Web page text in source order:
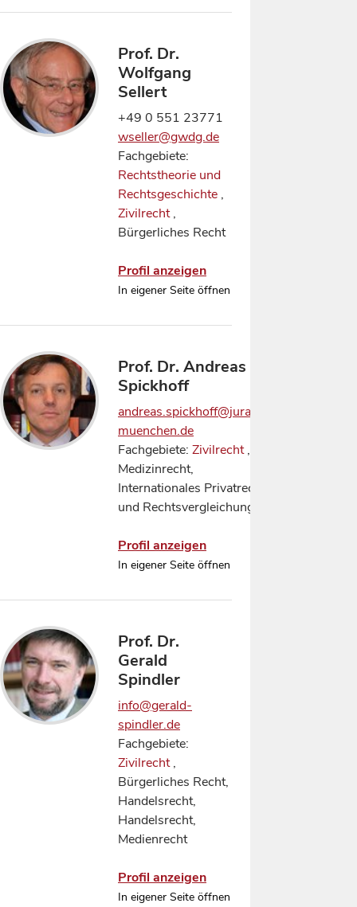
Prof. Dr.
Wolfgang
Sellert
+49 0 551 23771
wseller@gwdg.de
Fachgebiete:
Rechtstheorie und
Rechtsgeschichte ,
Zivilrecht,
Bürgerliches Recht
Profil anzeigen
In eigener Seite öffnen
Prof. Dr. Andreas
Spickhoff
andreas.spickhoff@jura.uni-
muenchen.de
Fachgebiete: Zivilrecht,
Medizinrecht,
Internationales Privatrecht
und Rechtsvergleichung
Profil anzeigen
In eigener Seite öffnen
Prof. Dr.
Gerald
Spindler
info@gerald-
spindler.de
Fachgebiete:
Zivilrecht,
Bürgerliches Recht,
Handelsrecht,
Handelsrecht,
Medienrecht
Profil anzeigen
In eigener Seite öffnen